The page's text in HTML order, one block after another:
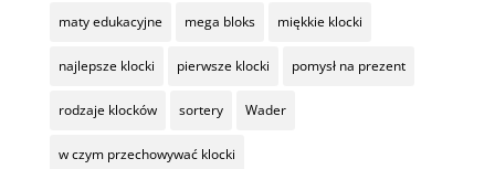
maty edukacyjne mega bloks miękkie klocki
najlepsze klocki pierwsze klocki pomysł na prezent
rodzaje klocków sortery Wader
w czym przechowywać klocki